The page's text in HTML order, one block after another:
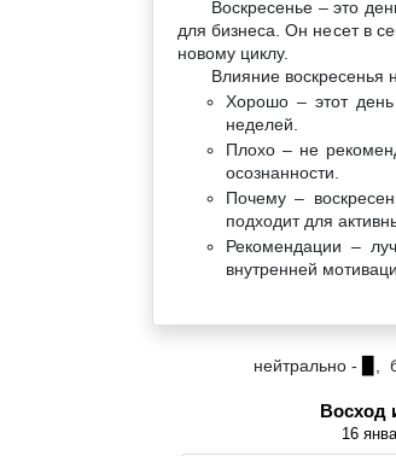
Воскресенье – это
для бизнеса. Он несет в
новому циклу.
Влияние воскресенья
Хорошо – этот день
неделей.
Плохо – не
осознанности.
Почему –
подходит для
Рекомендации –
внутренней
нейтрально - ,
Восход
16